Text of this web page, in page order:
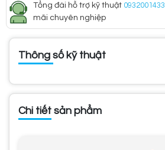
Tổng đài hỗ trợ kỹ thuật 0932001433
mãi chuyên nghiệp
Thông số kỹ thuật
Chi tiết sản phẩm